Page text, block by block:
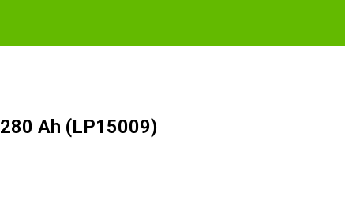
Ah (LP15009)